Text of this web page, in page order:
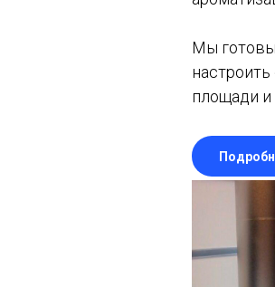
Мы готовы
площади и